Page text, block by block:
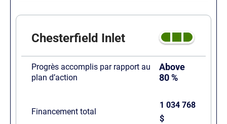
Chesterfield Inlet
Progrès accomplis par rapport au
plan d’action
Above
80 %
Financement total
1 034 768
$